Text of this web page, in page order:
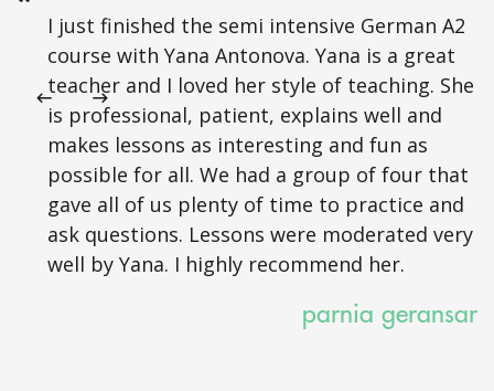
I just finished the semi intensive German A2
course with Yana Antonova. Yana is a great
teacher and I loved her style of teaching. She
is professional, patient, explains well and
makes lessons as interesting and fun as
possible for all. We had a group of four that
gave all of us plenty of time to practice and
ask questions. Lessons were moderated very
well by Yana. I highly recommend her.
parnia geransar